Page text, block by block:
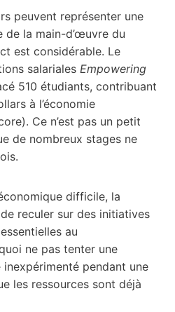
peuvent représenter une
la main-d’œuvre du
est considérable. Le
salariales Empowering
510 étudiants, contribuant
à l’économie
Ce n’est pas un petit
de nombreux stages ne
difficile, la
reculer sur des initiatives
au
ne pas tenter une
pendant une
les ressources sont déjà